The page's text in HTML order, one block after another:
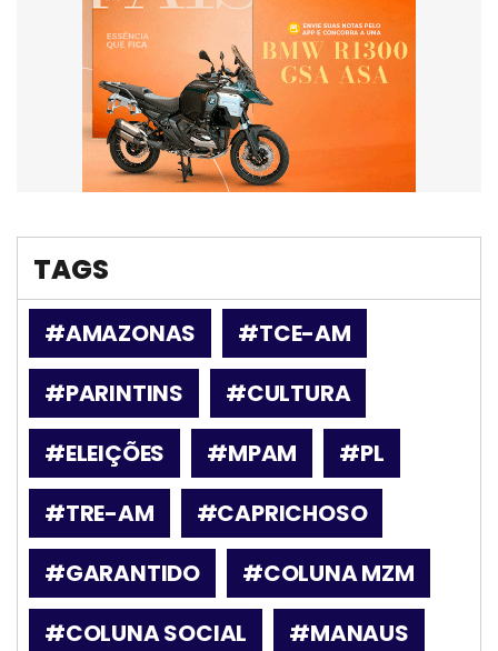
TAGS
#AMAZONAS
#TCE-AM
#PARINTINS
#CULTURA
#ELEIÇÕES
#MPAM
#PL
#TRE-AM
#CAPRICHOSO
#GARANTIDO
#COLUNA MZM
#COLUNA SOCIAL
#MANAUS